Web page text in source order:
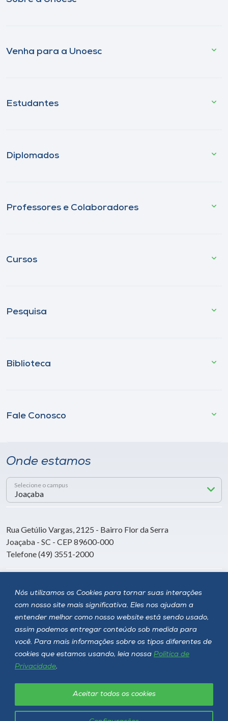
Nós utilizamos os Cookies para tornar suas interações
com nosso site mais significativa. Eles nos ajudam a
entender melhor como nosso website está sendo usado,
assim podemos entregar conteúdo sob medida para
você. Para mais informações sobre os tipos diferentes de
cookies que estamos usando, leia nossa Política de
Privacidade.
Aceitar todos os cookies
Venha para a Unoesc
Estudantes
Diplomados
Professores e Colaboradores
Cursos
Pesquisa
Biblioteca
Fale Conosco
Onde estamos
Selecione o campus
Rua Getúlio Vargas, 2125 - Bairro Flor da Serra
Joaçaba - SC - CEP 89600-000
Telefone (49) 3551-2000
Siga a Unoesc
Política de privacidade LGPD